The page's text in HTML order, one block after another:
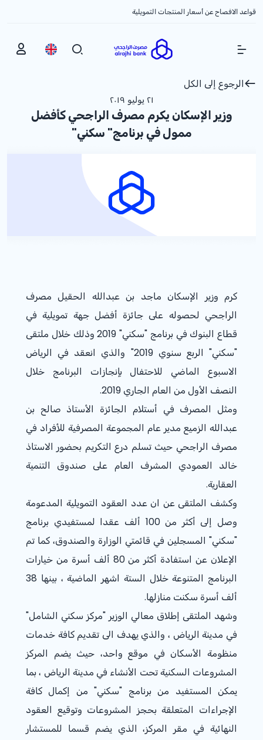
قواعد الافصاح عن أسعار المنتجات التمويلية
Show Menu
الرجوع إلى الكل
٢١ يوليو ٢٠١٩
وزير الإسكان يكرم مصرف الراجحي كأفضل
ممول في برنامج" سكني"
كرم وزير الإسكان ماجد بن عبدالله الحقيل مصرف
الراجحي لحصوله على جائزة أفضل جهة تمويلية في
قطاع البنوك في برنامج "سكني" 2019 وذلك خلال ملتقى
"سكني" الربع سنوي 2019" والذي انعقد في الرياض
الاسبوع الماضي للاحتفال بإنجازات البرنامج خلال
النصف الأول من العام الجاري 2019.
ومثل المصرف في أستلام الجائزة الأستاذ صالح بن
عبدالله الزميع مدير عام المجموعة المصرفية للأفراد في
مصرف الراجحي حيث تسلم درع التكريم بحضور الاستاذ
خالد العمودي المشرف العام على صندوق التنمية
العقارية.
وكشف الملتقى عن ان عدد العقود التمويلية المدعومة
وصل إلى أكثر من 100 ألف عقدا لمستفيدي برنامج
"سكني" المسجلين في قائمتي الوزارة والصندوق، كما تم
الإعلان عن استفادة أكثر من 80 ألف أسرة من خيارات
البرنامج المتنوعة خلال الستة اشهر الماضية ، بينها 38
ألف أسرة سكنت منازلها.
وشهد الملتقى إطلاق معالي الوزير "مركز سكني الشامل"
في مدينة الرياض ، والذي يهدف الى تقديم كافة خدمات
منظومة الأسكان في موقع واحد، حيث يضم المركز
المشروعات السكنية تحت الأنشاء في مدينة الرياض ، بما
يمكن المستفيد من برنامج "سكني" من إكمال كافة
الإجراءات المتعلقة بحجز المشروعات وتوقيع العقود
النهائية في مقر المركز، الذي يضم قسما للمستشار